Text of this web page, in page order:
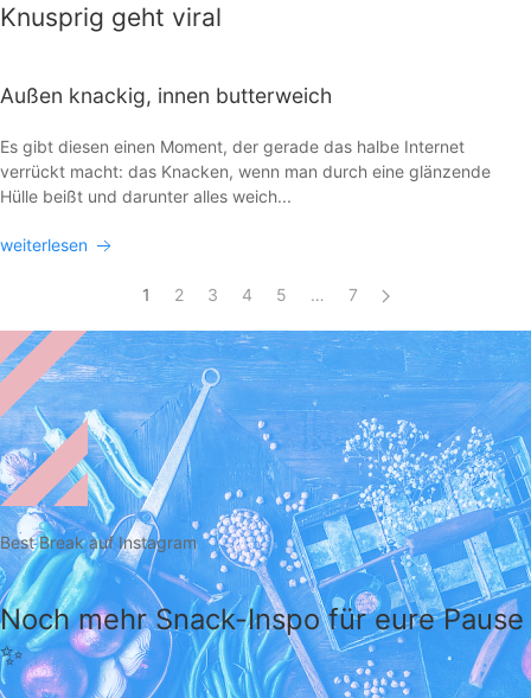
Knusprig geht viral
Außen knackig, innen butterweich
Es gibt diesen einen Moment, der gerade das halbe Internet
verrückt macht: das Knacken, wenn man durch eine glänzende
Hülle beißt und darunter alles weich...
weiterlesen
1 2 3 4 5 … 7
Best Break auf Instagram
Noch mehr Snack-Inspo für eure Pause
✨